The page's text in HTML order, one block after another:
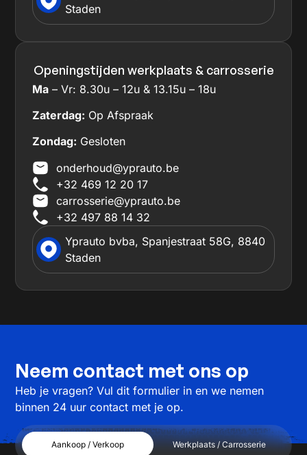
Staden
Openingstijden werkplaats & carrosserie
Ma – Vr: 8.30u – 12u & 13.15u – 18u
Zaterdag: Op Afspraak
Zondag: Gesloten
onderhoud@yprauto.be
+32 469 12 20 17
carrosserie@yprauto.be
+32 497 88 14 32
Yprauto bvba, Spanjestraat 58G, 8840
Staden
Neem contact met ons op
Heb je vragen? Vul dit formulier in en we nemen
binnen 24 uur contact met je op.
Aankoop / Verkoop Werkplaats / Carrosserie